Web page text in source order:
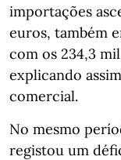
importações
euros, também
com os 234,3
explicando
comercial.
No mesmo
registou um